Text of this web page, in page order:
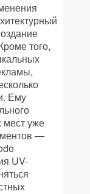
того,
Ему
мест уже
—
UV-